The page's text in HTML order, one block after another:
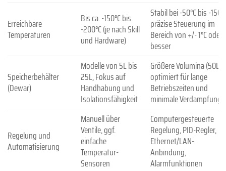
Erreichbare
Temperaturen
Bis ca. -150°C bis
-200°C (je nach Skill
und Hardware)
Stabil bei -50°C bis -
präzise Steuerung im
Bereich von +/- 1°C oder
besser
Speicherbehälter
(Dewar)
Modelle von 5L bis
25L, Fokus auf
Handhabung und
Isolationsfähigkeit
Größere Volumina
optimiert für lange
Betriebszeiten und
minimale Verdampfung
Regelung und
Automatisierung
Manuell über
Ventile, ggf.
einfache
Temperatur-
Sensoren
Computergesteuerte
Regelung, PID-Regler,
Ethernet/LAN-
Anbindung,
Alarmfunktionen